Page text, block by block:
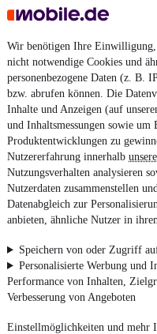
Wir benötigen Ihre
nicht notwendige Cookies und
personenbezogene Daten (z. B.
bzw. abrufen können. Die
Inhalte und Anzeigen (auf
und Inhaltsmessungen sowie
Produktentwicklungen zu
Nutzererfahrung innerhalb
Nutzungsverhalten analysieren
Nutzerdaten zusammenstellen
Datenabgleich zur
anbieten, ähnliche Nutzer in
Speichern von oder Zugriff
Personalisierte Werbung und
Performance von Inhalten,
Verbesserung von Angeboten
Einstellmöglichkeiten und mehr